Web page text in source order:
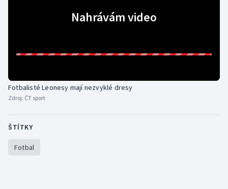
Krasobruslení
Nahrávám video
Fotbalisté Leonesy mají nezvyklé dresy
Zdroj: ČT sport
ŠTÍTKY
Fotbal